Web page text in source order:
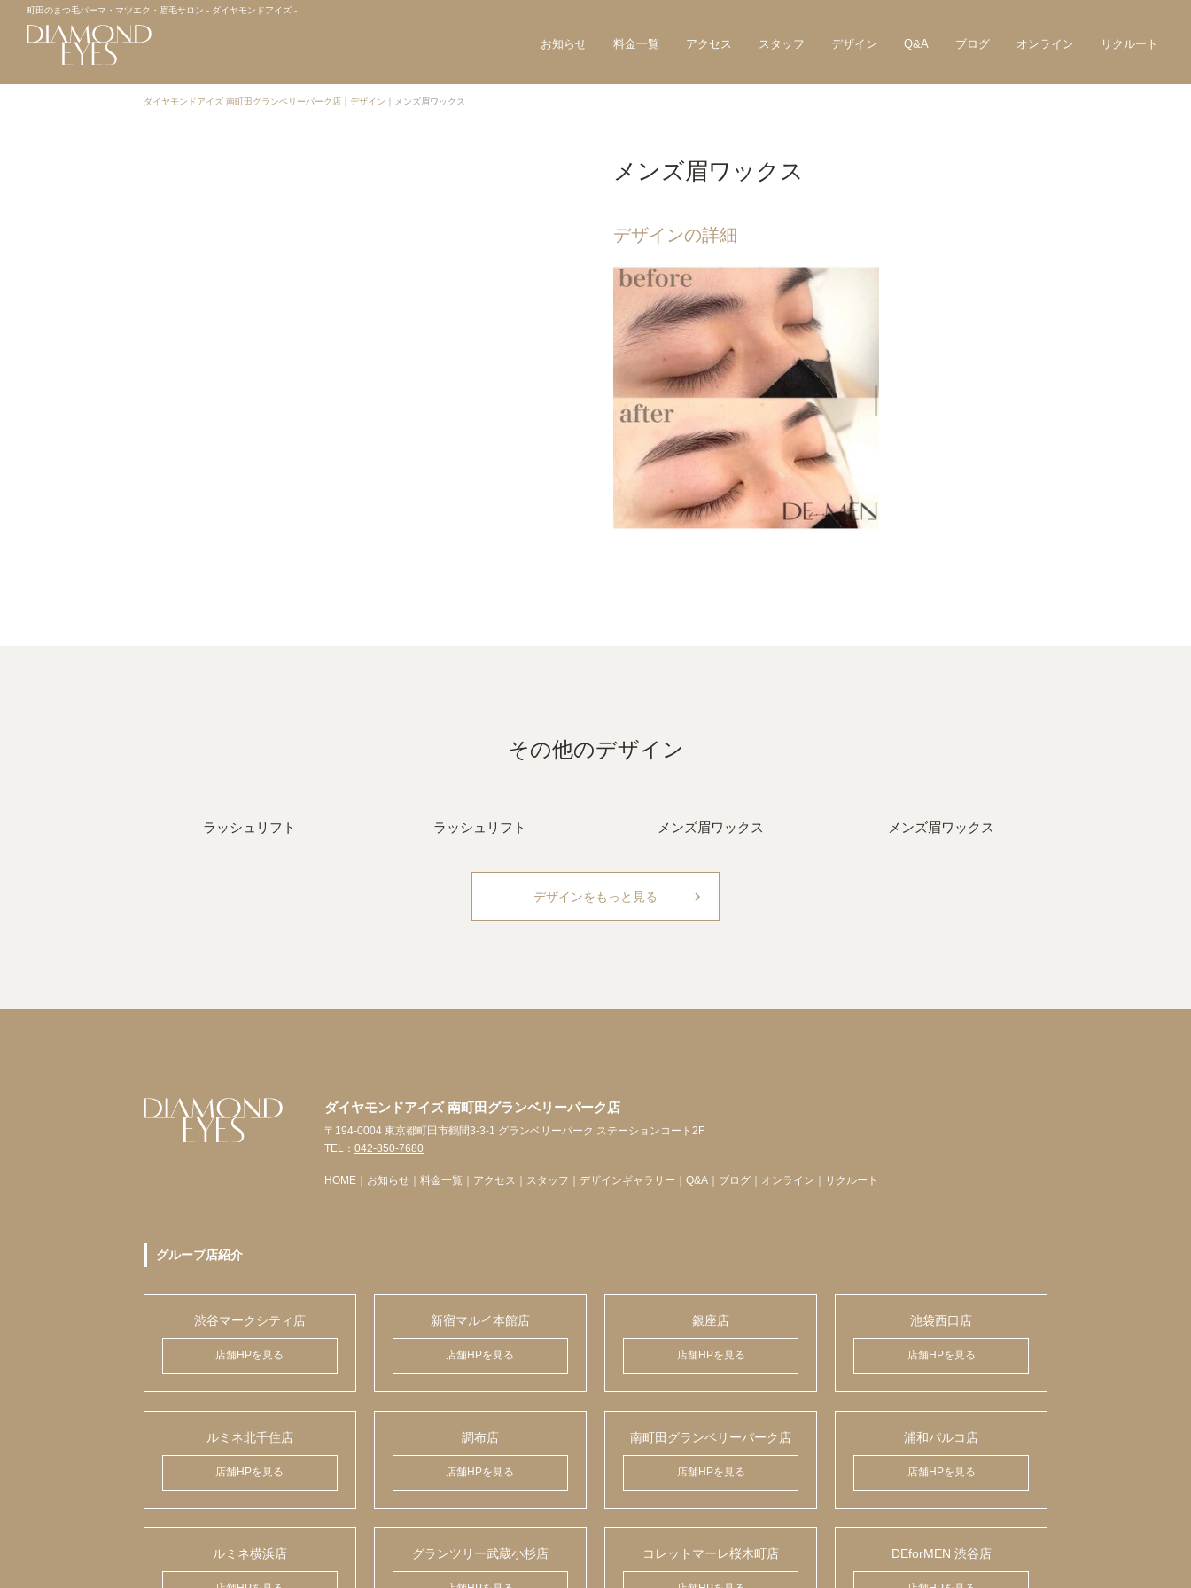
町田のまつ毛パーマ・マツエク・眉毛サロン - ダイヤモンドアイズ -
お知らせ 料金一覧 アクセス スタッフ デザイン Q&A ブログ オンライン リクルート
ダイヤモンドアイズ 南町田グランベリーパーク店 デザイン メンズ眉ワックス
メンズ眉ワックス
デザインの詳細
その他のデザイン
ラッシュリフト ラッシュリフト メンズ眉ワックス メンズ眉ワックス
デザインをもっと見る chevron_right
ダイヤモンドアイズ 南町田グランベリーパーク店
〒194-0004 東京都町田市鶴間3-3-1 グランベリーパーク ステーションコート2F
TEL： 042-850-7680
HOME お知らせ 料金一覧 アクセス スタッフ デザインギャラリー Q&A ブログ オンライン リクルート
グループ店紹介
渋谷マークシティ店
店舗HPを見る
新宿マルイ本館店
店舗HPを見る
銀座店
店舗HPを見る
池袋西口店
店舗HPを見る
ルミネ北千住店
店舗HPを見る
調布店
店舗HPを見る
南町田グランベリーパーク店
店舗HPを見る
浦和パルコ店
店舗HPを見る
ルミネ横浜店 グランツリー武蔵小杉店 コレットマーレ桜木町店 DEforMEN 渋谷店